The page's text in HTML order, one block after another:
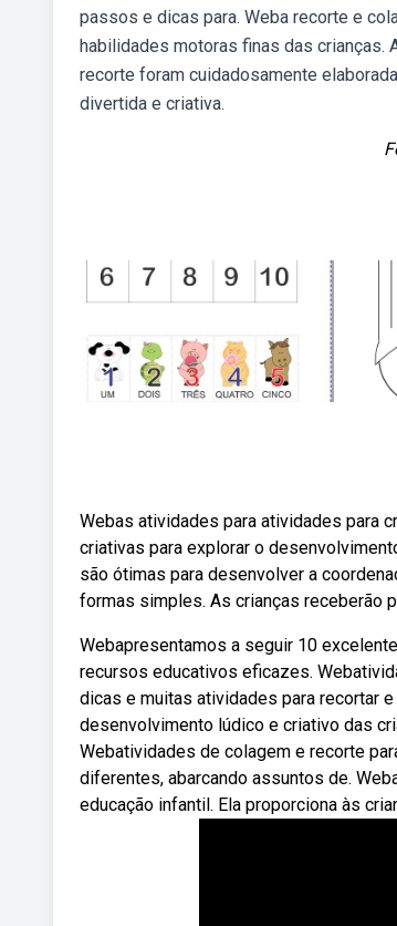
passos e dicas para. Weba recorte e
habilidades motoras finas das crianças.
recorte foram cuidadosamente
divertida e criativa.
Webas atividades para atividades para
criativas para explorar o
são ótimas para desenvolver a
formas simples. As crianças receberão
Webapresentamos a seguir 10
recursos educativos eficazes.
dicas e muitas atividades para recortar
desenvolvimento lúdico e criativo das
Webatividades de colagem e recorte
diferentes, abarcando assuntos de.
educação infantil. Ela proporciona às